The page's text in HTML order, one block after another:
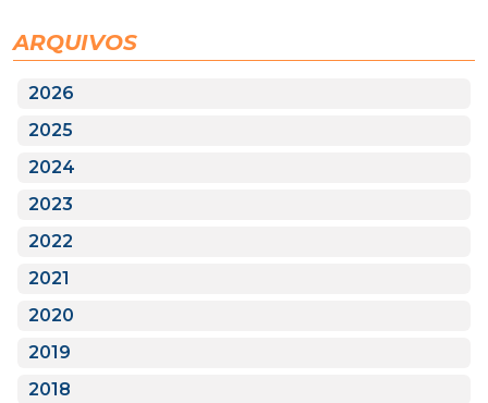
ARQUIVOS
2026
2025
2024
2023
2022
2021
2020
2019
2018